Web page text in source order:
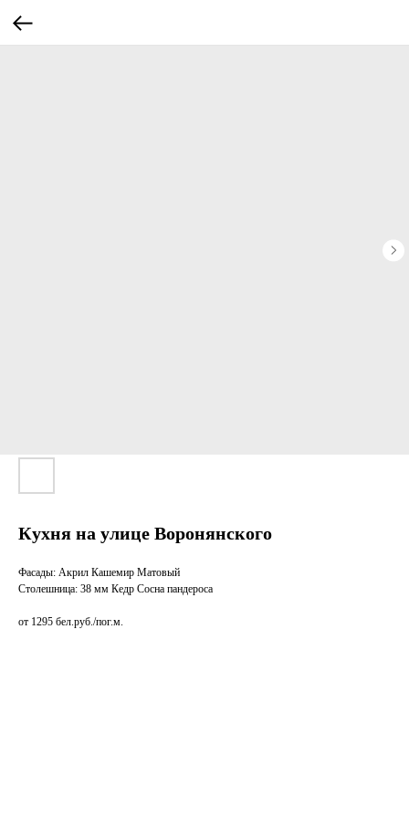
Кухня на улице Воронянского
Фасады: Акрил Кашемир Матовый
Столешница: 38 мм Кедр Сосна пандероса
от 1295 бел.руб./пог.м.